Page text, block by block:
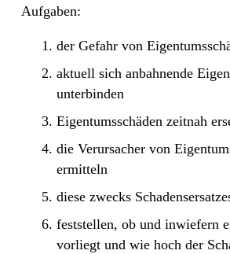
Aufgaben:
der Gefahr von
aktuell sich anbahnende
unterbinden
Eigentumsschäden zeitnah
die Verursacher von
ermitteln
diese zwecks
feststellen, ob und inwiefern
vorliegt und wie hoch der